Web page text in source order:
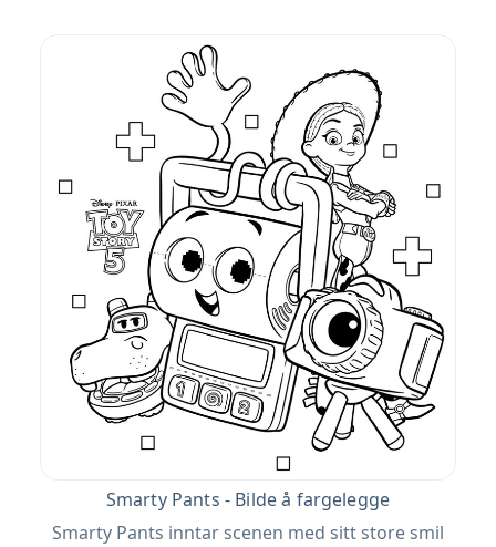
Smarty Pants - Bilde å fargelegge
Smarty Pants inntar scenen med sitt store smil